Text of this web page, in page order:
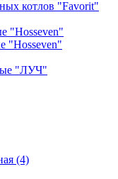
котлов "Favorit"
"Hosseven"
"Hosseven"
"ЛУЧ"
(4)